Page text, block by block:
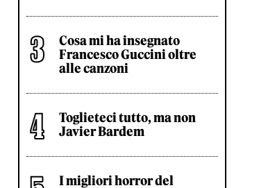
Cosa mi ha insegnato
Francesco Guccini oltre
alle canzoni
Toglieteci tutto, ma non
Javier Bardem
I migliori horror del